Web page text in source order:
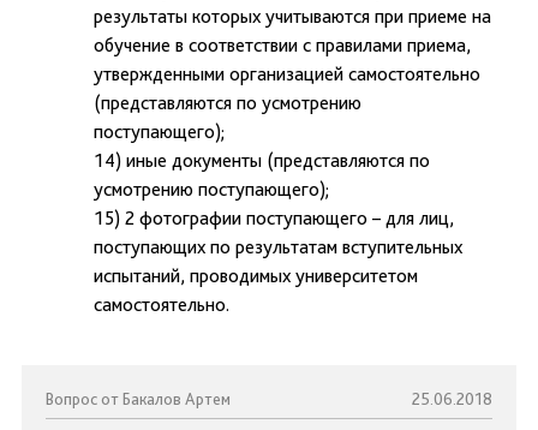
результаты которых учитываются при приеме на
обучение в соответствии с правилами приема,
утвержденными организацией самостоятельно
(представляются по усмотрению
поступающего);
14) иные документы (представляются по
усмотрению поступающего);
15) 2 фотографии поступающего – для лиц,
поступающих по результатам вступительных
испытаний, проводимых университетом
самостоятельно.
Вопрос от Бакалов Артем 25.06.2018